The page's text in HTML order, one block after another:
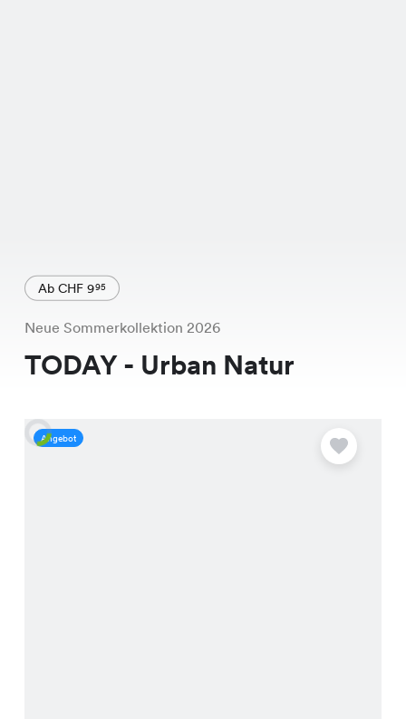
Ab CHF 995
Neue Sommerkollektion 2026
TODAY - Urban Natur
Angebot